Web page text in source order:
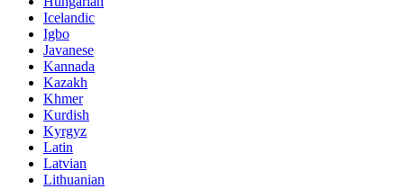
Icelandic
Igbo
Javanese
Kannada
Kazakh
Khmer
Kurdish
Kyrgyz
Latin
Latvian
Lithuanian